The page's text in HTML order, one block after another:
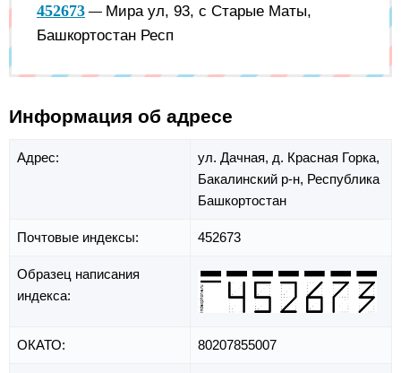
452673 — Мира ул, 93, с Старые Маты,
Башкортостан Респ
Информация об адресе
Адрес: ул. Дачная, д. Красная Горка,
Бакалинский р-н, Республика
Башкортостан
Почтовые индексы: 452673
Образец написания
индекса:
ОКАТО: 80207855007